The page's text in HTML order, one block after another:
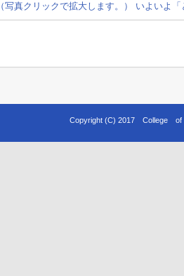
（写真クリックで拡大します。） いよいよ
Copyright (C) 2017 College